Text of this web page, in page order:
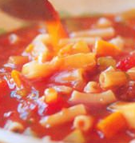
WEEKMENU'S
KOOKBOEKEN